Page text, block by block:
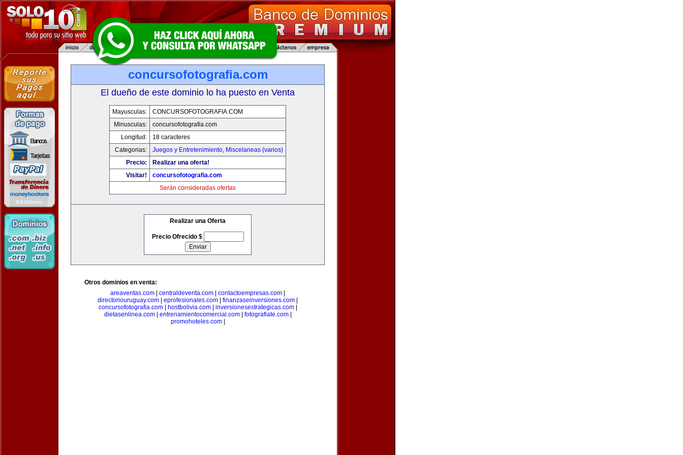
concursofotografia.com
El dueño de este dominio lo ha puesto en Venta
Mayusculas:
CONCURSOFOTOGRAFIA.COM
Minusculas:
concursofotografia.com
Longitud:
18 caracteres
Categorias:
Juegos y Entretenimiento, Miscelaneas (varios)
Precio:
Realizar una oferta!
Visitar!
concursofotografia.com
Serán consideradas ofertas
Realizar una Oferta
Precio Ofrecido $
Otros dominios en venta:
areaventas.com
centraldeventa.com contactoempresas.com
directoriouruguay.com
eprofesionales.com finanzaseinversiones.com
concursofotografia.com| hostbolivia.com| inversionesestrategicas.com|
dietasenlinea.com| entrenamientocomercial.com| fotografiate.com|
promohoteles.com|